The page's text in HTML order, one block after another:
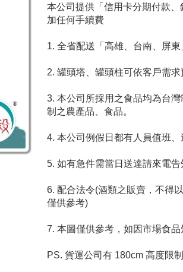
本公司提供「信用卡分期付款
加任何手續費
1. 全省配送「高雄、台南、屏
2. 罐頭塔、罐頭柱可依客戶需
3. 本公司所採用之食品均為台
制之農產品、食品。
4. 本公司例假日都有人員值班、
5. 如有急件需當日送達請來電
6. 配合法令(酒類之販賣，不得
僅供參考)
7. 本圖僅供參考，如因市場食品
PS. 貨運公司有 180cm 高度限制